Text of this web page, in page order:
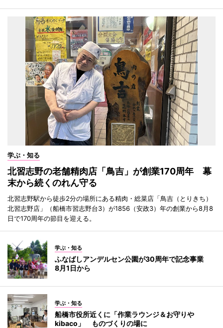
学ぶ・知る
北習志野の老舗精肉店「鳥吉」が創業170周年 幕
末から続くのれん守る
北習志野駅から徒歩2分の場所にある精肉・総菜店「鳥吉（とりきち）
北習志野店」（船橋市習志野台3）が1856（安政3）年の創業から8月8
日で170周年の節目を迎える。
学ぶ・知る
ふなばしアンデルセン公園が30周年で記念事業
8月1日から
学ぶ・知る
船橋市役所近くに「作業ラウンジ＆お守りや
kibaco」 ものづくりの場に